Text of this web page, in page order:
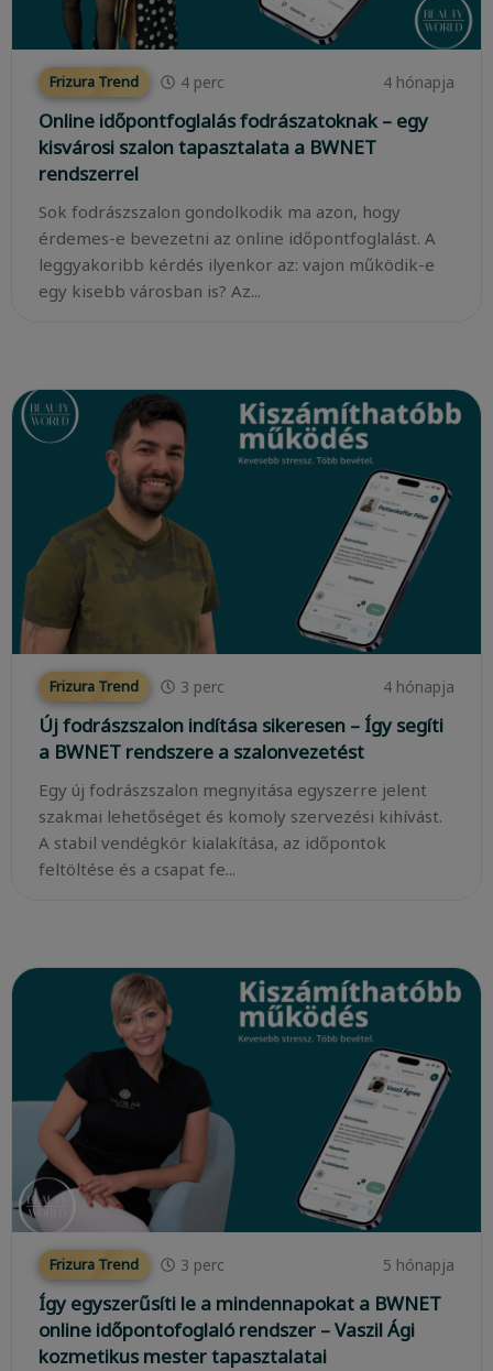
Frizura Trend 4 perc 4 hónapja
Online időpontfoglalás fodrászatoknak – egy
kisvárosi szalon tapasztalata a BWNET
rendszerrel
Sok fodrászszalon gondolkodik ma azon, hogy
érdemes-e bevezetni az online időpontfoglalást. A
leggyakoribb kérdés ilyenkor az: vajon működik-e
egy kisebb városban is? Az...
Frizura Trend 3 perc 4 hónapja
Új fodrászszalon indítása sikeresen – Így segíti
a BWNET rendszere a szalonvezetést
Egy új fodrászszalon megnyitása egyszerre jelent
szakmai lehetőséget és komoly szervezési kihívást.
A stabil vendégkör kialakítása, az időpontok
feltöltése és a csapat fe...
Frizura Trend 3 perc 5 hónapja
Így egyszerűsíti le a mindennapokat a BWNET
online időpontofoglaló rendszer – Vaszil Ági
kozmetikus mester tapasztalatai